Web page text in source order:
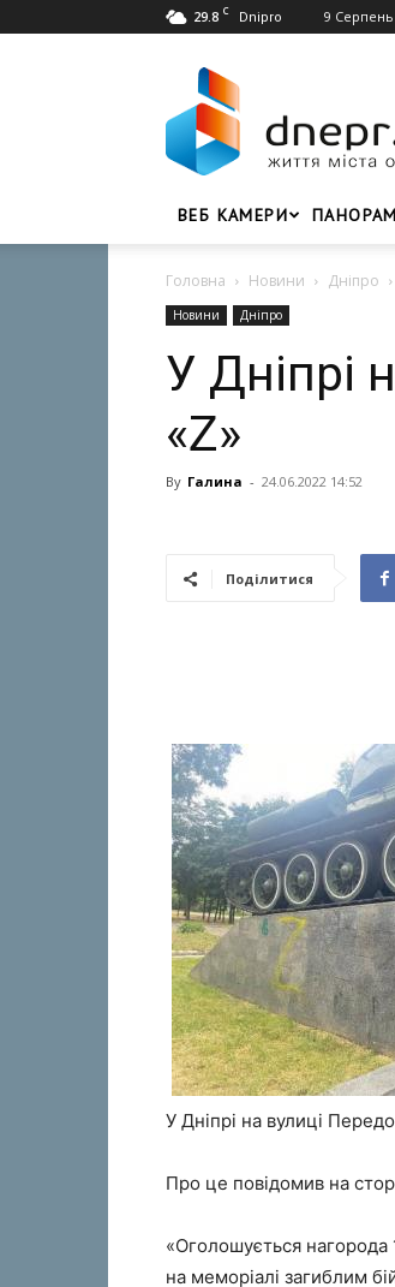
29.8 C Dnipro 9 Серпень
портал
Дніпра
ВЕБ КАМЕРИ
Головна Новини Дніпро
Новини Дніпро
У Дніпрі
«Z»
By Галина - 24.06.2022 14:52
Поділитися
У Дніпрі на вулиці
Про це повідомив на
«Оголошується нагорода
на меморіалі загиблим